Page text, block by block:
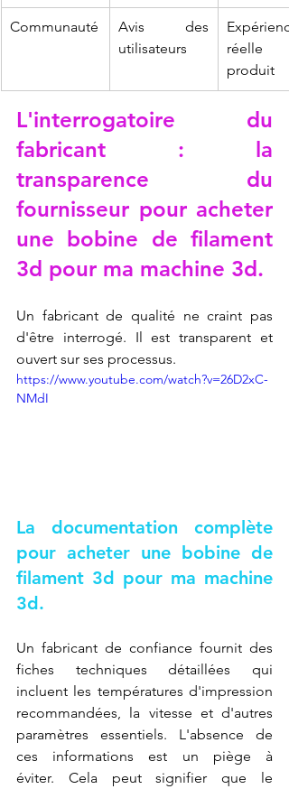
Communauté
Avis des
utilisateurs
réelle
produit
L'interrogatoire du
fabricant : la
transparence du
fournisseur pour acheter
une bobine de filament
3d pour ma machine 3d.
Un fabricant de qualité ne craint pas
d'être interrogé. Il est transparent et
ouvert sur ses processus.
https://www.youtube.com/watch?v=26D2xC-
NMdI
La documentation complète
pour acheter une bobine de
filament 3d pour ma machine
3d.
Un fabricant de confiance fournit des
fiches techniques détaillées qui
incluent les températures d'impression
recommandées, la vitesse et d'autres
paramètres essentiels. L'absence de
ces informations est un piège à
éviter. Cela peut signifier que le